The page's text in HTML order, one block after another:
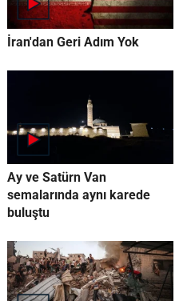
İran'dan Geri Adım Yok
Ay ve Satürn Van
semalarında aynı karede
buluştu